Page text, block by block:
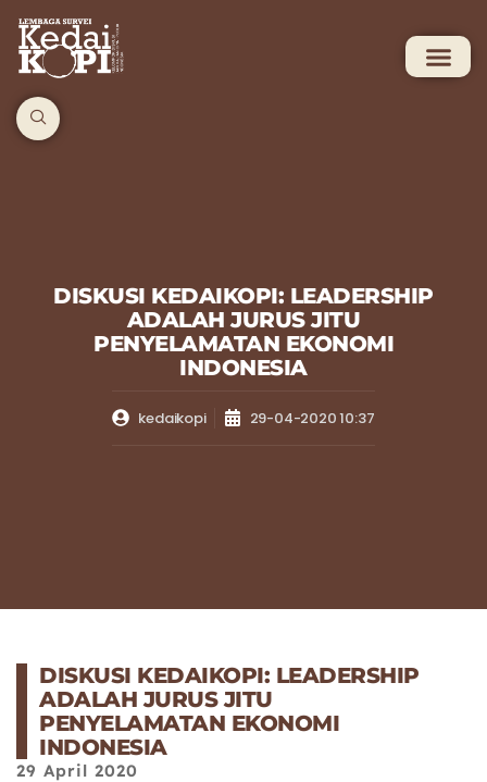
DISKUSI KEDAIKOPI: LEADERSHIP
ADALAH JURUS JITU
PENYELAMATAN EKONOMI
INDONESIA
kedaikopi 29-04-2020 10:37
DISKUSI KEDAIKOPI: LEADERSHIP
ADALAH JURUS JITU
PENYELAMATAN EKONOMI
INDONESIA
29 April 2020